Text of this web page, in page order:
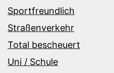
Sportfreundlich
Straßenverkehr
Total bescheuert
Uni / Schule